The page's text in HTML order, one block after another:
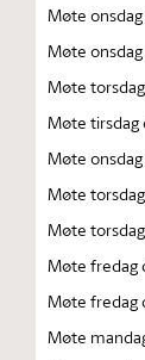
Møte
Møte
Møte
Møte tirsdag
Møte
Møte
Møte
Møte fredag
Møte fredag
Møte